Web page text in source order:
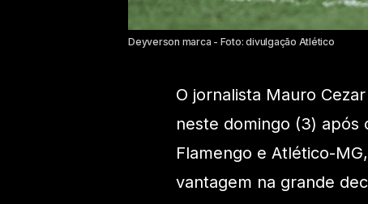
Deyverson marca - Foto: divulgação Atlético
O jornalista Mauro
neste domingo (3) após
Flamengo e Atlético-
vantagem na grande